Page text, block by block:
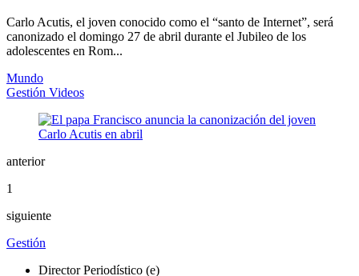
Carlo Acutis, el joven conocido como el “santo de Internet”, será
canonizado el domingo 27 de abril durante el Jubileo de los
adolescentes en Rom...
Mundo
Gestión Videos
anterior
1
siguiente
Gestión
Director Periodístico (e)